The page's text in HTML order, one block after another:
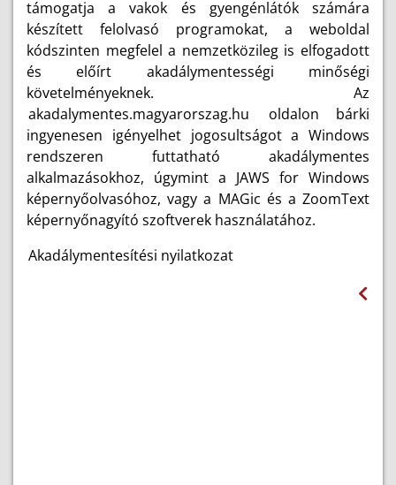
támogatja a vakok és gyengénlátók számára
készített felolvasó programokat, a weboldal
kódszinten megfelel a nemzetközileg is elfogadott
és előírt akadálymentességi minőségi
követelményeknek. Az
akadalymentes.magyarorszag.hu
oldalon bárki
ingyenesen igényelhet jogosultságot a Windows
rendszeren futtatható akadálymentes
alkalmazásokhoz, úgymint a JAWS for Windows
képernyőolvasóhoz, vagy a MAGic és a ZoomText
képernyőnagyító szoftverek használatához.
Akadálymentesítési nyilatkozat